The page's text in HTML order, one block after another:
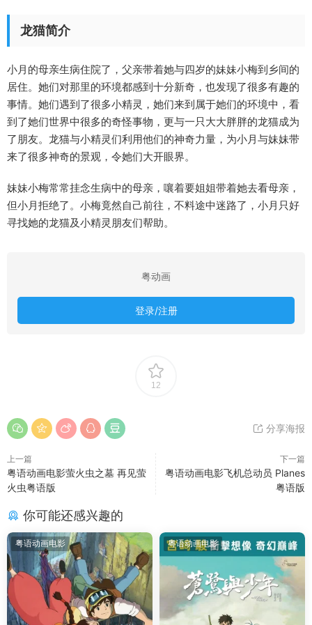
龙猫简介
小月的母亲生病住院了，父亲带着她与四岁的妹妹小梅到乡间的
居住。她们对那里的环境都感到十分新奇，也发现了很多有趣的
事情。她们遇到了很多小精灵，她们来到属于她们的环境中，看
到了她们世界中很多的奇怪事物，更与一只大大胖胖的龙猫成为
了朋友。龙猫与小精灵们利用他们的神奇力量，为小月与妹妹带
来了很多神奇的景观，令她们大开眼界。
妹妹小梅常常挂念生病中的母亲，嚷着要姐姐带着她去看母亲，
但小月拒绝了。小梅竟然自己前往，不料途中迷路了，小月只好
寻找她的龙猫及小精灵朋友们帮助。
粤动画
登录/注册
12
分享海报
上一篇
粤语动画电影萤火虫之墓 再见萤
火虫粤语版
下一篇
粤语动画电影飞机总动员 Planes
粤语版
你可能还感兴趣的
粤语动画电影 粤语动画电影